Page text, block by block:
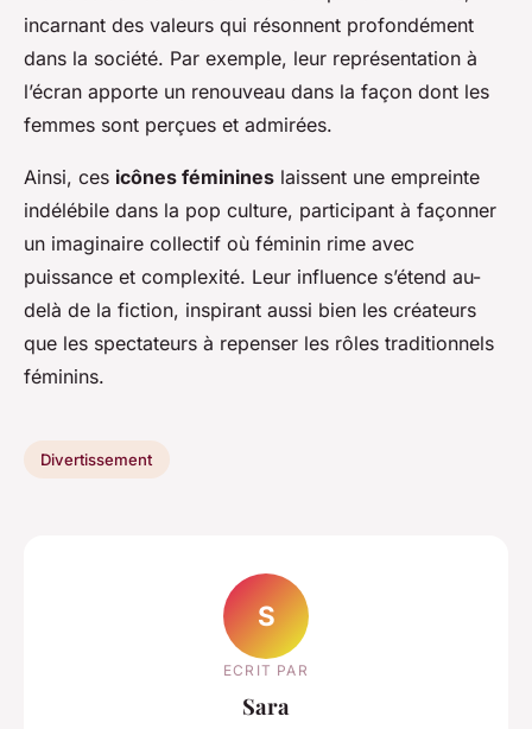
incarnant des valeurs qui résonnent profondément
dans la société. Par exemple, leur représentation à
l’écran apporte un renouveau dans la façon dont les
femmes sont perçues et admirées.
Ainsi, ces icônes féminines laissent une empreinte
indélébile dans la pop culture, participant à façonner
un imaginaire collectif où féminin rime avec
puissance et complexité. Leur influence s’étend au-
delà de la fiction, inspirant aussi bien les créateurs
que les spectateurs à repenser les rôles traditionnels
féminins.
Divertissement
S
ECRIT PAR
Sara